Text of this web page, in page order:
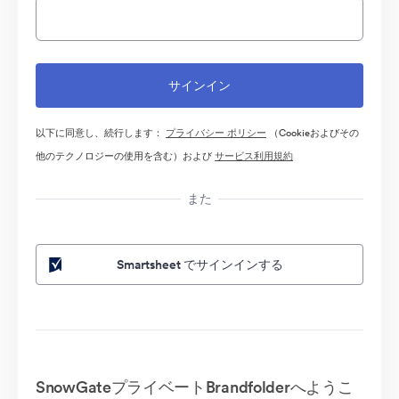
以下に同意し、続行します： プライバシー ポリシー （Cookieおよびその
他のテクノロジーの使用を含む）およびサービス利用規約
また
Smartsheet でサインインする
SnowGateプライベートBrandfolderへようこ